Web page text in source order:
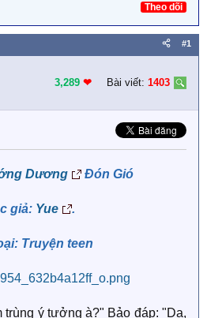
Theo dõi
#1
3,289 ❤︎ Bài viết: 1403
Dương Đón Gió
giả: Yue .
Truyện teen
trùng ý tưởng à?" Bảo đáp: "Dạ,